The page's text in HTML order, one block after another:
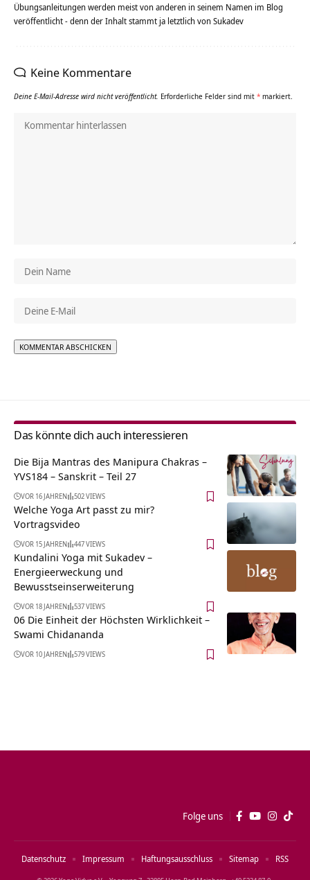
Übungsanleitungen werden meist von anderen in seinem Namen im Blog
veröffentlicht - denn der Inhalt stammt ja letztlich von Sukadev
Keine Kommentare
Deine E-Mail-Adresse wird nicht veröffentlicht. Erforderliche Felder sind mit * markiert.
Das könnte dich auch interessieren
Die Bija Mantras des Manipura Chakras –
YVS184 – Sanskrit – Teil 27
VOR 16 JAHREN 502 VIEWS
Welche Yoga Art passt zu mir?
Vortragsvideo
VOR 15 JAHREN 447 VIEWS
Kundalini Yoga mit Sukadev –
Energieerweckung und
Bewusstseinserweiterung
VOR 18 JAHREN 537 VIEWS
06 Die Einheit der Höchsten Wirklichkeit –
Swami Chidananda
VOR 10 JAHREN 579 VIEWS
Folge uns
Datenschutz Impressum Haftungsausschluss Sitemap RSS